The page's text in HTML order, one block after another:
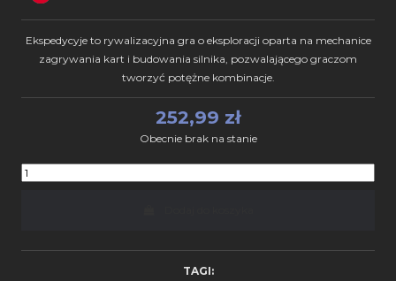
Ekspedycyje to rywalizacyjna gra o eksploracji oparta na mechanice
zagrywania kart i budowania silnika, pozwalającego graczom
tworzyć potężne kombinacje.
252,99 zł
Obecnie brak na stanie
TAGI: